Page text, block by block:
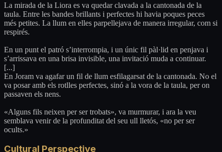
La mirada de la Liora es va quedar clavada a la cantonada de la
taula. Entre les bandes brillants i perfectes hi havia poques peces
més petites. La llum en elles parpellejava de manera irregular, com si
respirés.
En un punt el patró s’interrompia, i un únic fil pàl·lid en penjava i
s’arrissava en una brisa invisible, una invitació muda a continuar.
[...]
En Joram va agafar un fil de llum esfilagarsat de la cantonada. No el
va posar amb els rotlles perfectes, sinó a la vora de la taula, per on
passaven els nens.
«Alguns fils neixen per ser trobats», va murmurar, i ara la veu
semblava venir de la profunditat del seu ull lletós, «no per ser
ocults.»
Cultural Perspective